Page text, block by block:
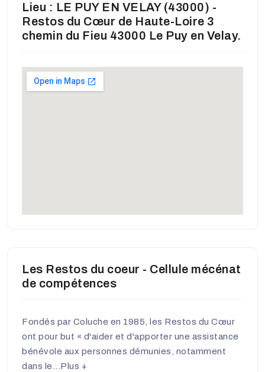
Lieu : LE PUY EN VELAY (43000) -
Restos du Cœur de Haute-Loire 3
chemin du Fieu 43000 Le Puy en Velay.
Les Restos du coeur - Cellule mécénat
de compétences
Fondés par Coluche en 1985, les Restos du Cœur
ont pour but « d'aider et d'apporter une assistance
bénévole aux personnes démunies, notamment
dans le... Plus +